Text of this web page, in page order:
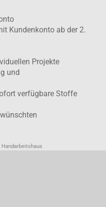
Kundenkonto ab der 2.
Projekte
und
verfügbare Stoffe